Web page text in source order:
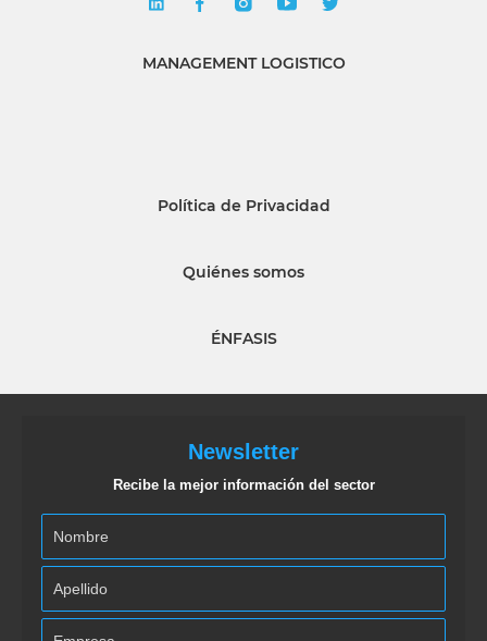
MANAGEMENT LOGISTICO
Política de Privacidad
Quiénes somos
ÉNFASIS
Newsletter
Recibe la mejor información del sector